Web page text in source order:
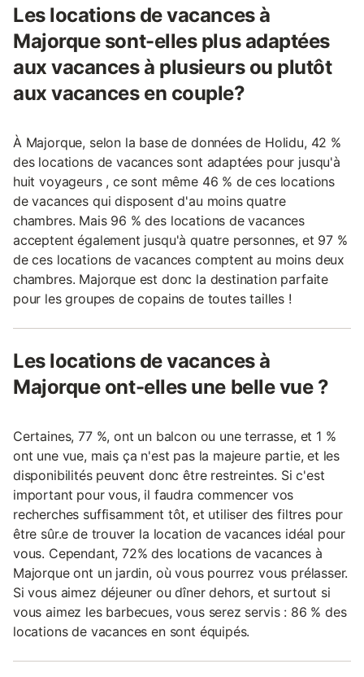
Les locations de vacances à
Majorque sont-elles plus adaptées
aux vacances à plusieurs ou plutôt
aux vacances en couple?
À Majorque, selon la base de données de Holidu, 42 %
des locations de vacances sont adaptées pour jusqu'à
huit voyageurs , ce sont même 46 % de ces locations
de vacances qui disposent d'au moins quatre
chambres. Mais 96 % des locations de vacances
acceptent également jusqu'à quatre personnes, et 97 %
de ces locations de vacances comptent au moins deux
chambres. Majorque est donc la destination parfaite
pour les groupes de copains de toutes tailles !
Les locations de vacances à
Majorque ont-elles une belle vue ?
Certaines, 77 %, ont un balcon ou une terrasse, et 1 %
ont une vue, mais ça n'est pas la majeure partie, et les
disponibilités peuvent donc être restreintes. Si c'est
important pour vous, il faudra commencer vos
recherches suffisamment tôt, et utiliser des filtres pour
être sûr.e de trouver la location de vacances idéal pour
vous. Cependant, 72% des locations de vacances à
Majorque ont un jardin, où vous pourrez vous prélasser.
Si vous aimez déjeuner ou dîner dehors, et surtout si
vous aimez les barbecues, vous serez servis : 86 % des
locations de vacances en sont équipés.